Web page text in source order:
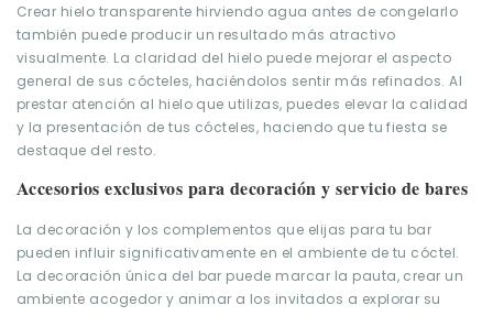
Crear hielo transparente hirviendo agua antes de congelarlo
también puede producir un resultado más atractivo
visualmente. La claridad del hielo puede mejorar el aspecto
general de sus cócteles, haciéndolos sentir más refinados. Al
prestar atención al hielo que utilizas, puedes elevar la calidad
y la presentación de tus cócteles, haciendo que tu fiesta se
destaque del resto.
Accesorios exclusivos para decoración y servicio de bares
La decoración y los complementos que elijas para tu bar
pueden influir significativamente en el ambiente de tu cóctel.
La decoración única del bar puede marcar la pauta, crear un
ambiente acogedor y animar a los invitados a explorar su